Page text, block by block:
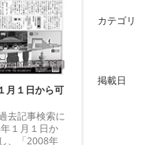
月１日から可
記事検索に
１月１日か
、「2008年
カテゴリ
掲載日